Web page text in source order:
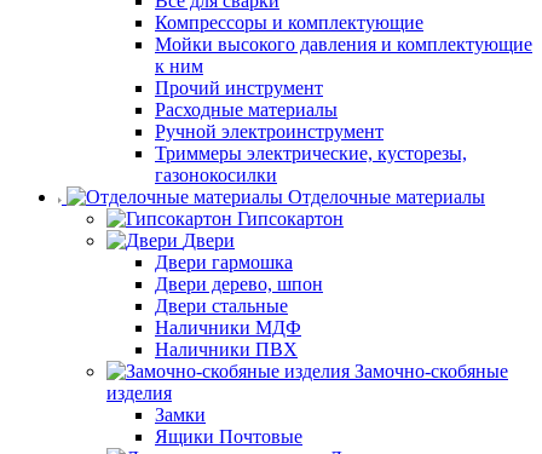
Компрессоры и комплектующие
Мойки высокого давления и комплектующие
к ним
Прочий инструмент
Расходные материалы
Ручной электроинструмент
Триммеры электрические, кусторезы,
газонокосилки
Отделочные материалы
Гипсокартон
Двери
Двери гармошка
Двери дерево, шпон
Двери стальные
Наличники МДФ
Наличники ПВХ
Замочно-скобяные
изделия
Замки
Ящики Почтовые